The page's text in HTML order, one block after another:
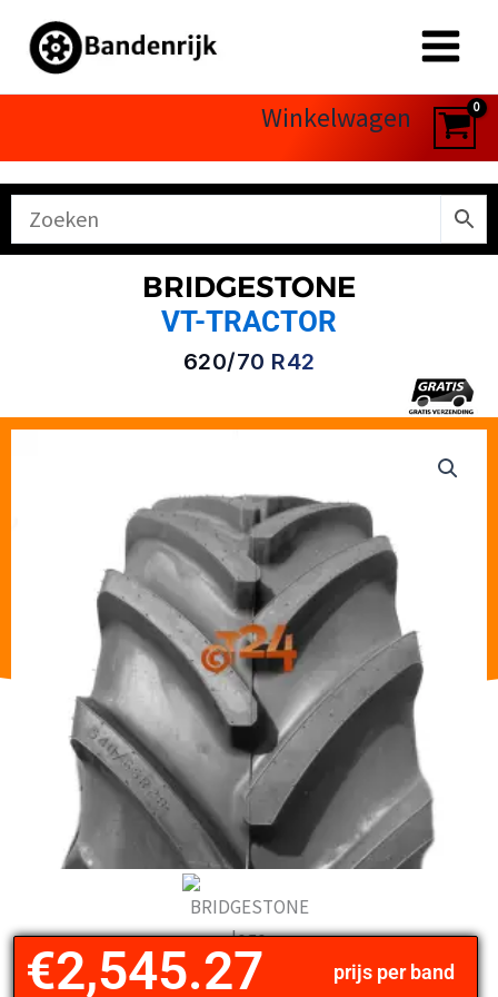
naar
Winkelwagen
BRIDGESTONE
VT-TRACTOR
620/70 R42
prijs per band
€2,545.27